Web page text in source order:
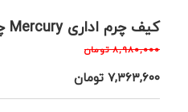
کیف چرم اداری Mercury چرم آگوست 310047
۸,۹۸۰,۰۰۰ تومان
۷,۳۶۳,۶۰۰تومان